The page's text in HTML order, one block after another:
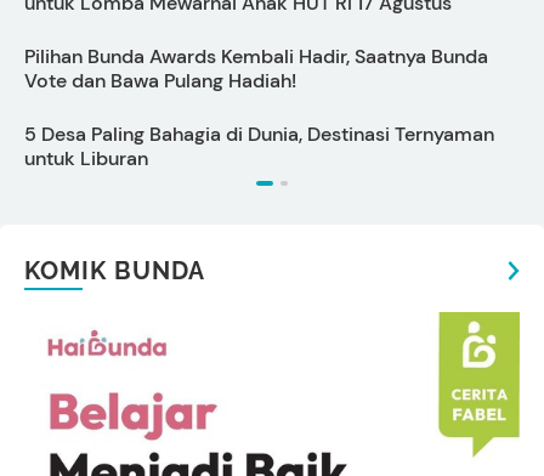
Pilihan Bunda Awards Kembali Hadir, Saatnya Bunda
Vote dan Bawa Pulang Hadiah!
5 Desa Paling Bahagia di Dunia, Destinasi Ternyaman
untuk Liburan
KOMIK BUNDA